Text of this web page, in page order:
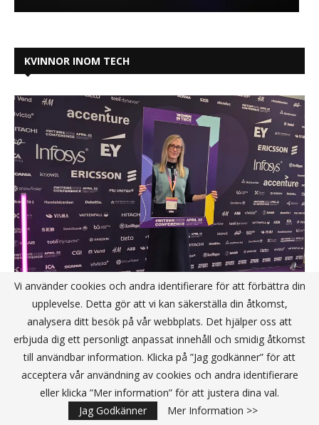
KVINNOR INOM TECH
När naturen blir vår datakälla och
kvinnorna driver utvecklingen framåt
Andelen kvinnor bland konsultföretagen 2025
”AI är inte längre framtidens verktyg – det är
nutidens konkurrensfördel”
Vi använder cookies och andra identifierare för att förbättra din
upplevelse. Detta gör att vi kan säkerställa din åtkomst,
analysera ditt besök på vår webbplats. Det hjälper oss att
erbjuda dig ett personligt anpassat innehåll och smidig åtkomst
till användbar information. Klicka på ”Jag godkänner” för att
acceptera vår användning av cookies och andra identifierare
eller klicka ”Mer information” för att justera dina val.
Jag Godkänner
Mer Information >>